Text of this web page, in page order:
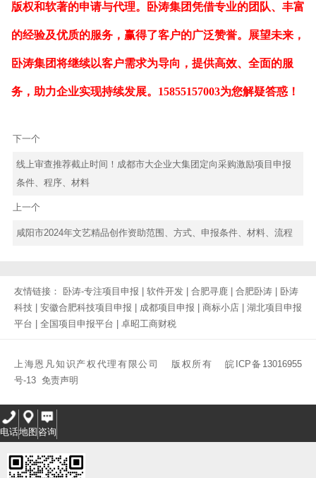
版权和软著的申请与代理。卧涛集团凭借专业的团队、丰富
的经验及优质的服务，赢得了客户的广泛赞誉。展望未来，
卧涛集团将继续以客户需求为导向，提供高效、全面的服
务，助力企业实现持续发展。15855157003为您解疑答惑！
下一个
线上审查推荐截止时间！成都市大企业大集团定向采购激励项目申报
条件、程序、材料
上一个
咸阳市2024年文艺精品创作资助范围、方式、申报条件、材料、流程
友情链接： 卧涛-专注项目申报 软件开发 合肥寻鹿 合肥卧涛
卧涛
科技
安徽合肥科技项目申报 成都项目申报 商标小店
湖北项目申报
平台
全国项目申报平台 卓昭工商财税
上海恩凡知识产权代理有限公司 版权所有 皖ICP备13016955
号-13 免责声明
电话地图 咨询